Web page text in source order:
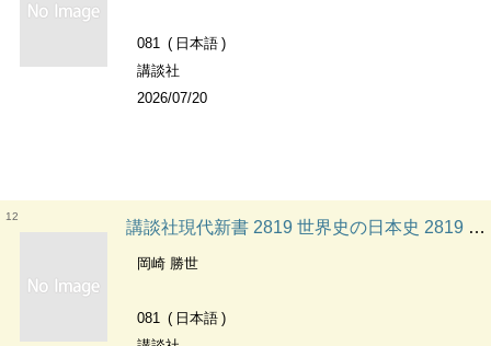
081
日本語
講談社
2026/07/20
12
講談社現代新書 2819 世界史の日本史 2819 講談社現代新書
岡崎 勝世
081
日本語